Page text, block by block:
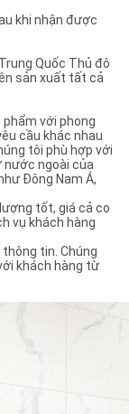
khi nhận được
Quốc Thủ đô
sản xuất tất cả
với phong
cầu khác nhau
tôi phù hợp với
nước ngoài của
Đông Nam Á,
tốt, giá cả co
vụ khách hàng
tin. Chúng
khách hàng từ